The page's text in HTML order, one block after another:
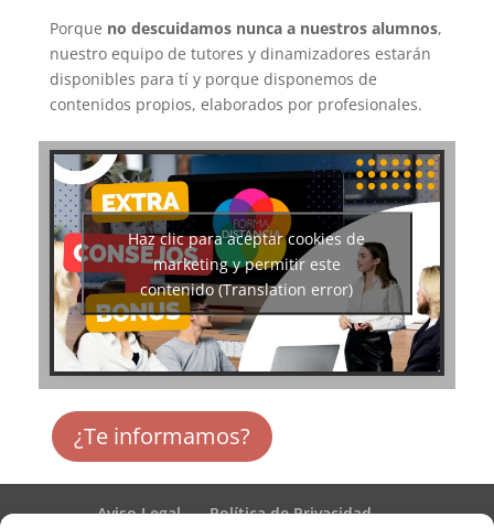
Porque no descuidamos nunca a nuestros alumnos,
nuestro equipo de tutores y dinamizadores estarán
disponibles para tí y porque disponemos de
contenidos propios, elaborados por profesionales.
Haz clic para aceptar cookies de
marketing y permitir este
contenido (Translation error)
¿Te informamos?
Aviso Legal Política de Privacidad